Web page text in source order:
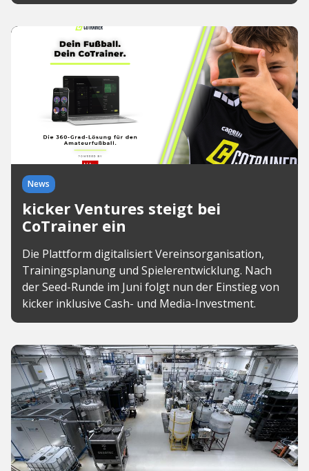
News
kicker Ventures steigt bei
CoTrainer ein
Die Plattform digitalisiert Vereinsorganisation,
Trainingsplanung und Spielerentwicklung. Nach
der Seed-Runde im Juni folgt nun der Einstieg von
kicker inklusive Cash- und Media-Investment.